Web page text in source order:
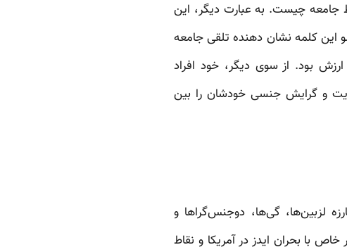
چیست. به عبارت دیگر، این
این کلمه نشان دهنده تلقی جامعه
بود. از سوی دیگر، خود افراد
و گرایش جنسی خودشان را بین
لزبین‌ها، گی‌ها، دوجنس‌گراها و
است. این مبارزه به طور خاص با بحران ایدز در آمریکا و نقاط